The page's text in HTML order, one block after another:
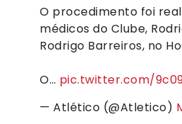
O procedimento foi
médicos do Clube,
Rodrigo Barreiros, no
O… pic.twitter.com/
— Atlético (@Atletico)